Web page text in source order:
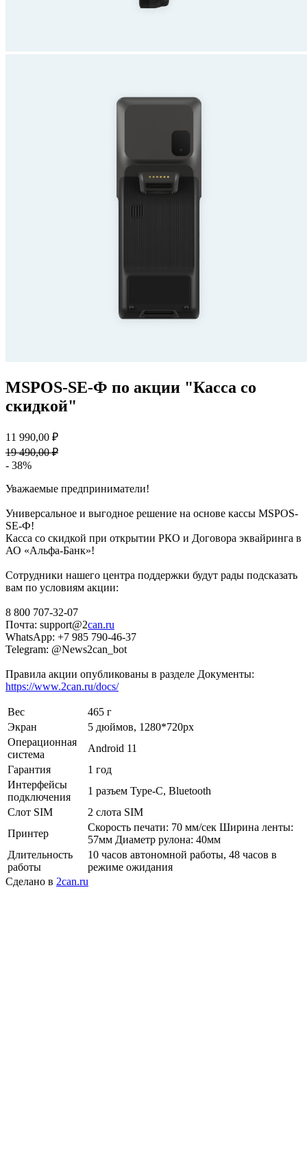
MSPOS-SE-Ф по акции "Касса со
скидкой"
11 990,00 ₽
19 490,00 ₽
- 38%
Уважаемые предприниматели!
Универсальное и выгодное решение на основе кассы MSPOS-
SE-Ф!
Касса со скидкой при открытии РКО и Договора эквайринга в
АО «Альфа-Банк»!
Сотрудники нашего центра поддержки будут рады подсказать
вам по условиям акции:
8 800 707-32-07
Почта: support@2can.ru
WhatsApp: +7 985 790-46-37
Telegram: @News2can_bot
Правила акции опубликованы в разделе Документы:
https://www.2can.ru/docs/
Вес
465 г
Экран
5 дюймов, 1280*720px
Операционная
система
Android 11
Гарантия
1 год
Интерфейсы
подключения
1 разъем Type-C, Bluetooth
Слот SIM
2 слота SIM
Принтер
Скорость печати: 70 мм/сек Ширина ленты:
57мм Диаметр рулона: 40мм
Длительность
работы
10 часов автономной работы, 48 часов в
режиме ожидания
Сделано в 2can.ru